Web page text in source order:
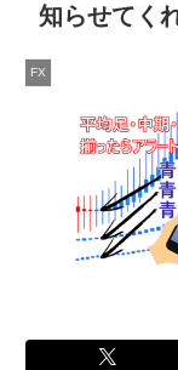
知らせてく
FX